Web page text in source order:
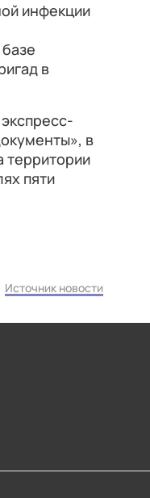
инфекции
в
в
территории
пяти
Источник новости